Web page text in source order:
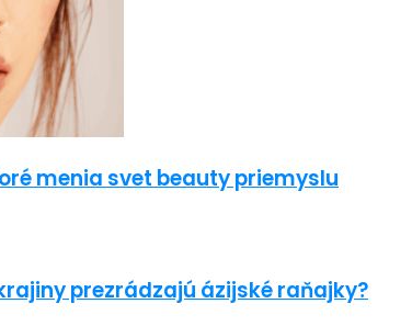
menia svet beauty priemyslu
prezrádzajú ázijské raňajky?